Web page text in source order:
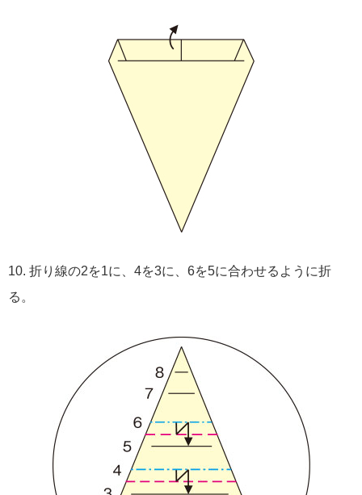
10. 折り線の2を1に、4を3に、6を5に合わせるように折
る。